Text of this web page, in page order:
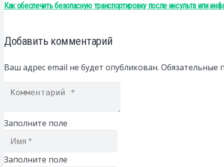
Как обеспечить безопасную транспортировку после инсульта или
Добавить комментарий
Ваш адрес email не будет опубликован. Обязательные
Заполните поле
Заполните поле